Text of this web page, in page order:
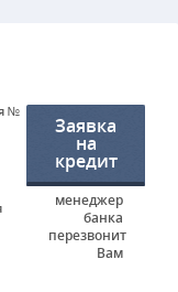
№
Заявка
на
кредит
менеджер
банка
перезвонит
Вам